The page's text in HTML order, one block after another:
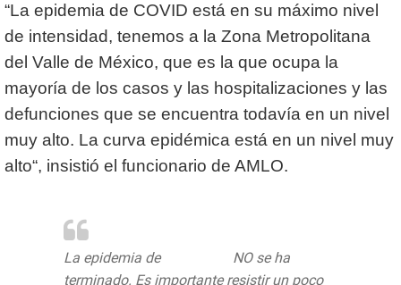
“La epidemia de COVID está en su máximo nivel
de intensidad, tenemos a la Zona Metropolitana
del Valle de México, que es la que ocupa la
mayoría de los casos y las hospitalizaciones y las
defunciones que se encuentra todavía en un nivel
muy alto. La curva epidémica está en un nivel muy
alto“, insistió el funcionario de AMLO.
La epidemia de
NO se ha
terminado. Es importante resistir un poco